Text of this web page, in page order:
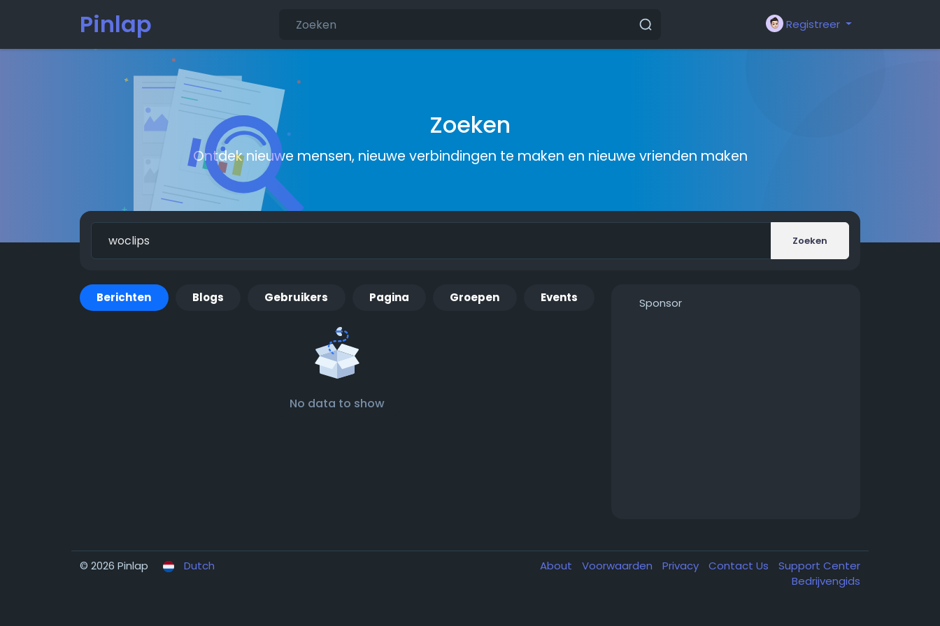
Pinlap Registreer
Zoeken
Ontdek nieuwe mensen, nieuwe verbindingen te maken en nieuwe vrienden maken
Zoeken
Berichten Blogs Gebruikers Pagina Groepen Events
No data to show
Sponsor
© 2026 Pinlap Dutch About Voorwaarden Privacy Contact Us
Support Center
Bedrijvengids